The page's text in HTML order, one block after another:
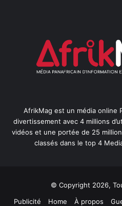
AfrikMag est un média online
divertissement avec 4 millions
vidéos et une portée de 25
classés dans le top 4
© Copyright 2026,
Publicité
Home À propos